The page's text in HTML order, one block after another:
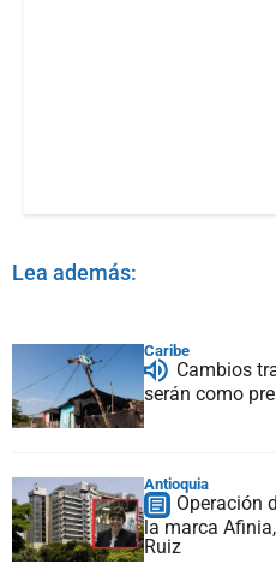
Lea además:
Caribe
Cambios
serán como
Antioquia
Operación
la marca
Ruiz